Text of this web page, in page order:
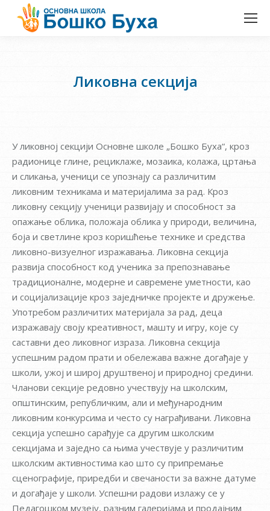
Ликовна секција
У ликовној секцији Основне школе „Бошко Буха“, кроз
радионице глине, рециклаже, мозаика, колажа, цртања
и сликања, ученици се упознају са различитим
ликовним техникама и материјалима за рад. Кроз
ликовну секцију ученици развијају и способност за
опажање облика, положаја облика у природи, величина,
боја и светлине кроз коришћење технике и средства
ликовно-визуелног изражавања. Ликовна секција
развија способност код ученика за препознавање
традиционалне, модерне и савремене уметности, као
и социјализације кроз заједничке пројекте и дружење.
Употребом различитих материјала за рад, деца
изражавају своју креативност, машту и игру, које су
саставни део ликовног израза. Ликовна секција
успешним радом прати и обележава важне догађаје у
школи, ужој и широј друштвеној и природној средини.
Чланови секције редовно учествују на школским,
општинским, републичким, али и међународним
ликовним конкурсима и често су награђивани. Ликовна
секција успешно сарађује са другим школским
секцијама и заједно са њима учествује у различитим
школским активностима као што су припремање
сценографије, приредби и свечаности за важне датуме
и догађаје у школи. Успешни радови излажу се у
Педагошком музеју, разним галеријама и продајним